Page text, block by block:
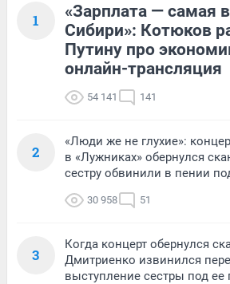
1
«Зарплата — самая
Сибири»: Котюков
Путину про
онлайн-трансляция
54 141 141
2
«Люди же не глухие»:
в «Лужниках» обернулся
сестру обвинили в пении
30 958 51
3
Когда концерт обернулся
Дмитриенко извинился
выступление сестры под ее